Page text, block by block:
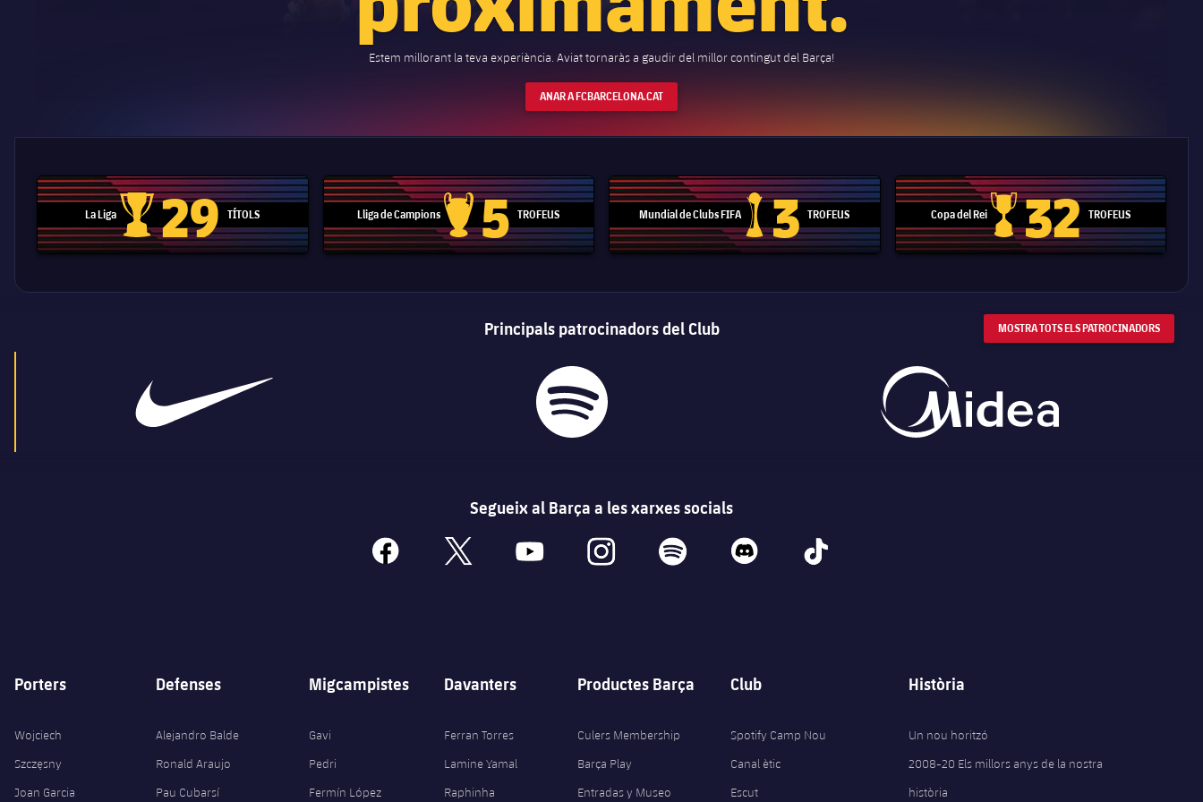
Estem millorant la teva experiència. Aviat tornaràs a gaudir del millor contingut del Barça!
ANAR A FCBARCELONA.CAT
La Liga
Trofeu de la Liga
29 TÍTOLS Lliga de Campions
Trofeu de la Lliga de Campions
5 TROFEUS Mundial de Clubs FIFA
Trofeu del Mundial de Clubs
3 TROFEUS Copa del Rei
Copa del Rei
32 TROFEUS
Principals patrocinadors del Club MOSTRA TOTS ELS PATROCINADORS
Segueix al Barça a les xarxes socials
facebook x youtube instagram spotify discord tiktok
Porters
Wojciech
Szczęsny
Joan Garcia
Defenses
Alejandro Balde
Ronald Araujo
Pau Cubarsí
Migcampistes
Gavi
Pedri
Fermín López
Davanters
Ferran Torres
Lamine Yamal
Raphinha
Productes Barça
Culers Membership
Barça Play
Entradas y Museo
Club
Spotify Camp Nou
Canal ètic
Escut
Història
Un nou horitzó
2008-20 Els millors anys de la nostra
història